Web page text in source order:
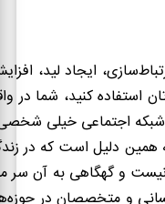
ایجاد لید،
استفاده کنید، شما در
شبکه اجتماعی خیلی
همین دلیل است که در
و گهگاهی به آن سر
و متخصصان در